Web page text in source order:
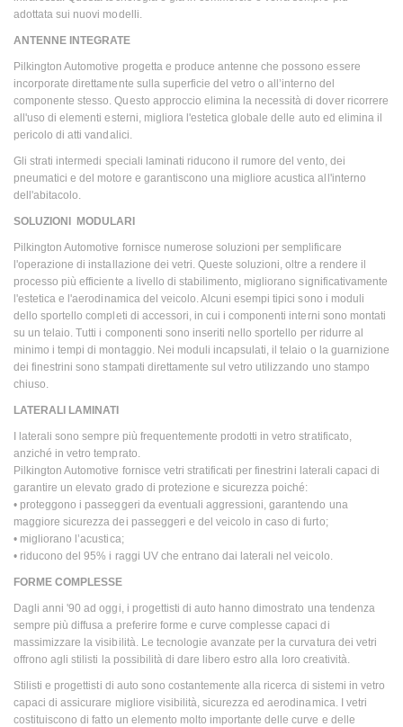
adottata sui nuovi modelli.
ANTENNE INTEGRATE
Pilkington Automotive progetta e produce antenne che possono essere
incorporate direttamente sulla superficie del vetro o all’interno del
componente stesso. Questo approccio elimina la necessità di dover ricorrere
all'uso di elementi esterni, migliora l'estetica globale delle auto ed elimina il
pericolo di atti vandalici.
Gli strati intermedi speciali laminati riducono il rumore del vento, dei
pneumatici e del motore e garantiscono una migliore acustica all'interno
dell'abitacolo.
SOLUZIONI MODULARI
Pilkington Automotive fornisce numerose soluzioni per semplificare
l'operazione di installazione dei vetri. Queste soluzioni, oltre a rendere il
processo più efficiente a livello di stabilimento, migliorano significativamente
l'estetica e l'aerodinamica del veicolo. Alcuni esempi tipici sono i moduli
dello sportello completi di accessori, in cui i componenti interni sono montati
su un telaio. Tutti i componenti sono inseriti nello sportello per ridurre al
minimo i tempi di montaggio. Nei moduli incapsulati, il telaio o la guarnizione
dei finestrini sono stampati direttamente sul vetro utilizzando uno stampo
chiuso.
LATERALI LAMINATI
I laterali sono sempre più frequentemente prodotti in vetro stratificato,
anziché in vetro temprato.
Pilkington Automotive fornisce vetri stratificati per finestrini laterali capaci di
garantire un elevato grado di protezione e sicurezza poiché:
• proteggono i passeggeri da eventuali aggressioni, garantendo una
maggiore sicurezza dei passeggeri e del veicolo in caso di furto;
• migliorano l’acustica;
• riducono del 95% i raggi UV che entrano dai laterali nel veicolo.
FORME COMPLESSE
Dagli anni '90 ad oggi, i progettisti di auto hanno dimostrato una tendenza
sempre più diffusa a preferire forme e curve complesse capaci di
massimizzare la visibilità. Le tecnologie avanzate per la curvatura dei vetri
offrono agli stilisti la possibilità di dare libero estro alla loro creatività.
Stilisti e progettisti di auto sono costantemente alla ricerca di sistemi in vetro
capaci di assicurare migliore visibilità, sicurezza ed aerodinamica. I vetri
costituiscono di fatto un elemento molto importante delle curve e delle